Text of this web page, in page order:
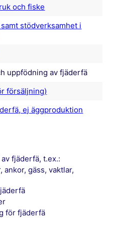
och fiske
stödverksamhet i
uppfödning av fjäderfä
försäljning)
ej äggproduktion
fjäderfä, t.ex.:
för fjäderfä